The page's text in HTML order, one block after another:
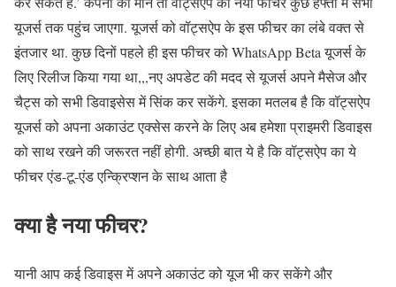
यूजर्स तक पहुंच जाएगा. यूजर्स को वॉट्सऐप के इस फीचर का लंबे वक्त से
इंतजार था. कुछ दिनों पहले ही इस फीचर को WhatsApp Beta यूजर्स के
लिए रिलीज किया गया था,,,नए अपडेट की मदद से यूजर्स अपने मैसेज और
चैट्स को सभी डिवाइसेस में सिंक कर सकेंगे. इसका मतलब है कि वॉट्सऐप
यूजर्स को अपना अकाउंट एक्सेस करने के लिए अब हमेशा प्राइमरी डिवाइस
को साथ रखने की जरूरत नहीं होगी. अच्छी बात ये है कि वॉट्सऐप का ये
फीचर एंड-टू-एंड एन्क्रिप्शन के साथ आता है
क्या है नया फीचर?
यानी आप कई डिवाइस में अपने अकाउंट को यूज भी कर सकेंगे और